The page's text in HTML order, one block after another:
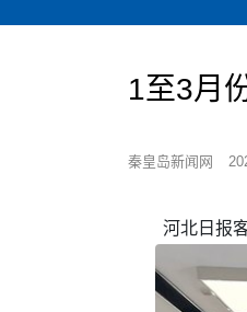
1至3月
秦皇岛新闻网
河北日报